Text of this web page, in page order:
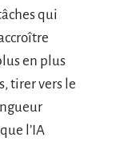
qui
en plus
tirer vers le
l’IA